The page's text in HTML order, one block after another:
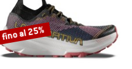
fino al 25%